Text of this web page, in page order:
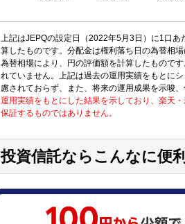
上記はJEPQの設定日（2022年5月3日）に1口
算したものです。分配金は権利落ち日の為替相
為替相場により、円の評価額を計算したもので
れていません。上記は過去の運用実績をもとに
慮されておらず、また、将来の運用成果を示唆
運用実績をもとにした結果を示しており、楽天
保証するものではありません。
投資信託ならこんなに便